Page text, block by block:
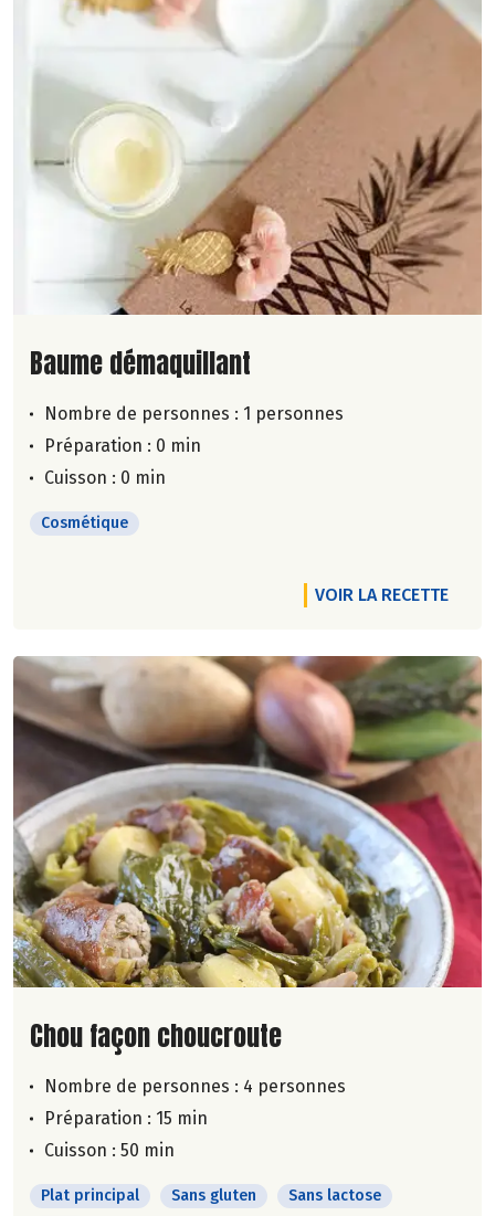
Lire la suite de la recette
Baume démaquillant
Nombre de personnes : 1 personnes
Préparation : 0 min
Cuisson : 0 min
Cosmétique
VOIR LA RECETTE
Lire la suite de la recette
Chou façon choucroute
Nombre de personnes : 4 personnes
Préparation : 15 min
Cuisson : 50 min
Plat principal Sans gluten
Sans lactose